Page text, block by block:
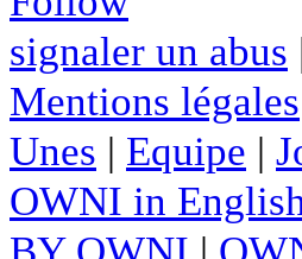
signaler un abus
Mentions légales
Unes | Equipe |
OWNI in